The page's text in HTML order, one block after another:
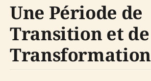
Une Période de
Transition et de
Transformation